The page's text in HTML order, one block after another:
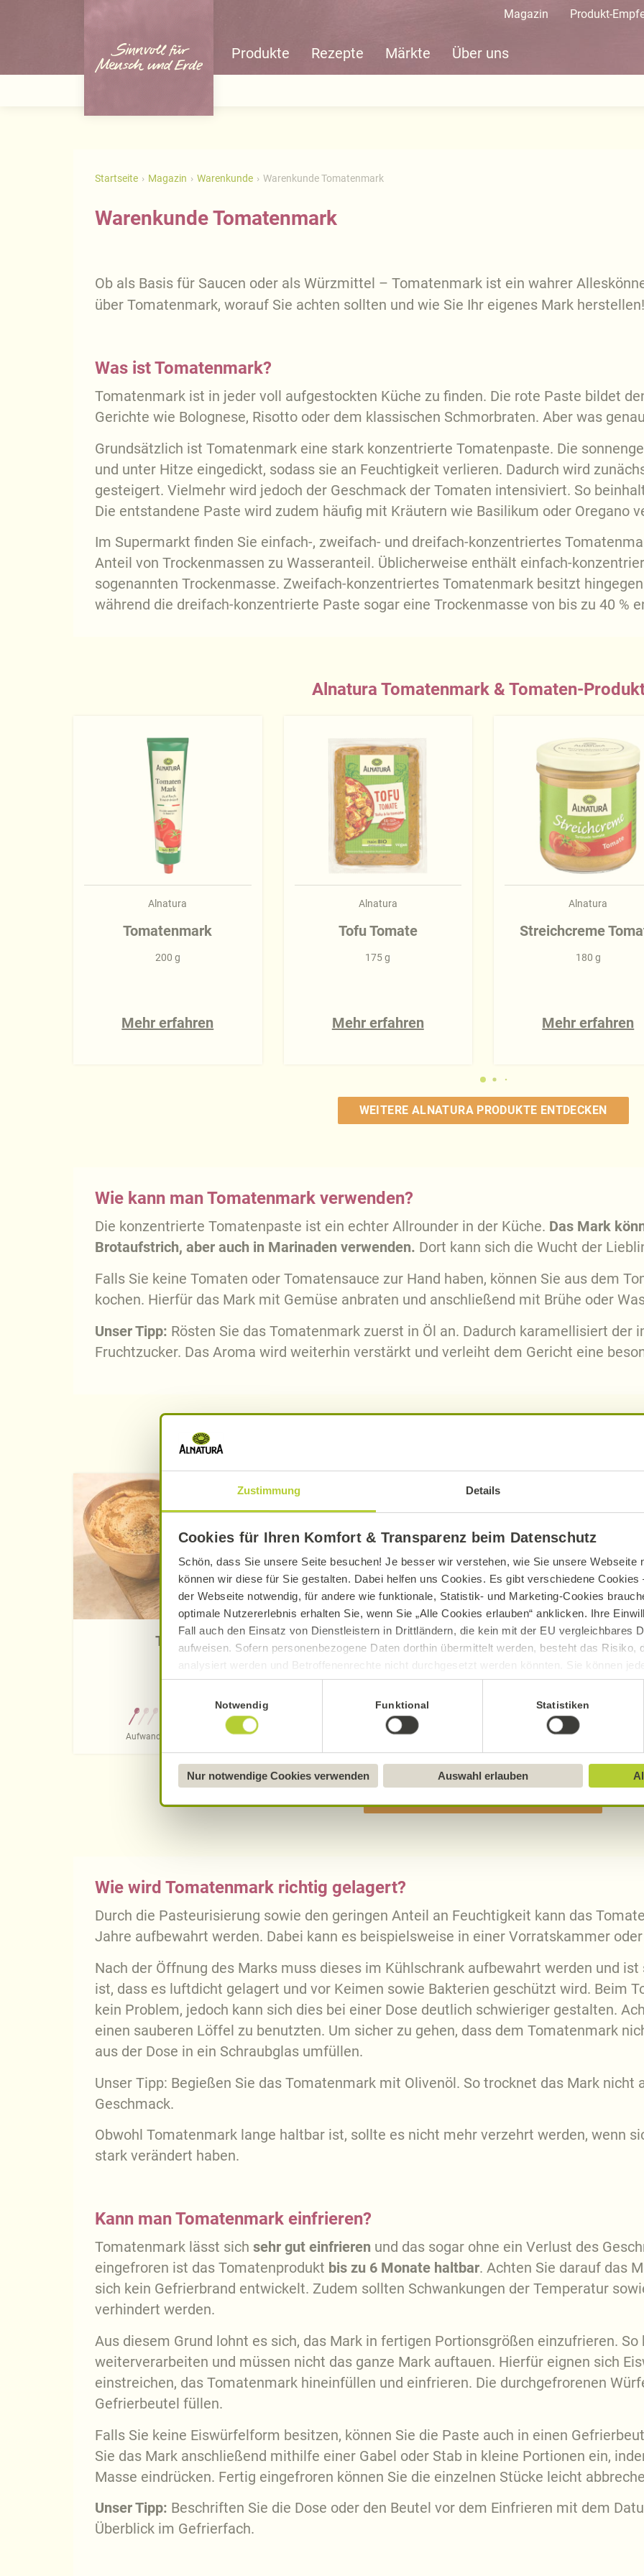
Zustimmung Details
Cookies für Ihren Komfort & Transparenz beim Datenschutz
Schön, dass Sie unsere Seite besuchen! Je besser wir verstehen, wie Sie unsere Webseite
können wir diese für Sie gestalten. Dabei helfen uns Cookies. Es gibt verschiedene Cookies
der Webseite notwendig, für andere wie funktionale, Statistik- und Marketing-Cookies
optimale Nutzererlebnis erhalten Sie, wenn Sie „Alle Cookies erlauben“ anklicken. Ihre
Fall auch den Einsatz von Dienstleistern in Drittländern, die kein mit der EU vergleichbares
aufweisen. Sofern personenbezogene Daten dorthin übermittelt werden, besteht das Risiko,
analysiert werden und Betroffenenrechte nicht durchgesetzt werden könnten. Sie können
Datenverarbeitung und -übermittlung widerrufen und Tools deaktivieren. Ausführliche
Datenschutzerklärung
Näheres über uns erfahren Sie in unseremImpressum
Notwendig Funktional Statistiken
Nur notwendige Cookies verwenden Auswahl erlauben
Magazin Produkt-
Produkte Rezepte Märkte Über uns
Startseite Magazin Warenkunde Warenkunde Tomatenmark
Warenkunde Tomatenmark
Ob als Basis für Saucen oder als Würzmittel – Tomatenmark ist ein wahrer
über Tomatenmark, worauf Sie achten sollten und wie Sie Ihr eigenes Mark herstellen!
Was ist Tomatenmark?
Tomatenmark ist in jeder voll aufgestockten Küche zu finden. Die rote Paste bildet
Gerichte wie Bolognese, Risotto oder dem klassischen Schmorbraten. Aber was
Grundsätzlich ist Tomatenmark eine stark konzentrierte Tomatenpaste. Die
und unter Hitze eingedickt, sodass sie an Feuchtigkeit verlieren. Dadurch wird
gesteigert. Vielmehr wird jedoch der Geschmack der Tomaten intensiviert. So
Die entstandene Paste wird zudem häufig mit Kräutern wie Basilikum oder Oregano
Im Supermarkt finden Sie einfach-, zweifach- und dreifach-konzentriertes
Anteil von Trockenmassen zu Wasseranteil. Üblicherweise enthält einfach-
sogenannten Trockenmasse. Zweifach-konzentriertes Tomatenmark besitzt
während die dreifach-konzentrierte Paste sogar eine Trockenmasse von bis zu 40 %
Alnatura Tomatenmark & Tomaten-
Alnatura
Tomatenmark
200 g
Mehr erfahren
Alnatura
Tofu Tomate
175 g
Mehr erfahren
Alnatura
Streichcreme
180 g
Mehr erfahren
WEITERE ALNATURA PRODUKTE ENTDECKEN
Wie kann man Tomatenmark verwenden?
Die konzentrierte Tomatenpaste ist ein echter Allrounder in der Küche. Das Mark
Brotaufstrich, aber auch in Marinaden verwenden. Dort kann sich die Wucht der
Falls Sie keine Tomaten oder Tomatensauce zur Hand haben, können Sie aus dem
kochen. Hierfür das Mark mit Gemüse anbraten und anschließend mit Brühe oder
Unser Tipp: Rösten Sie das Tomatenmark zuerst in Öl an. Dadurch karamellisiert der
Fruchtzucker. Das Aroma wird weiterhin verstärkt und verleiht dem Gericht eine
Tomatenbutter
Aufwand
0 Std. 45 Min.
Gesamtzeit
Spaghetti mit Soja-Bolognese
Aufwand
0 Std. 40 Min.
Gesamtzeit
Wie wird Tomatenmark richtig gelagert?
Durch die Pasteurisierung sowie den geringen Anteil an Feuchtigkeit kann das
Jahre aufbewahrt werden. Dabei kann es beispielsweise in einer Vorratskammer
Nach der Öffnung des Marks muss dieses im Kühlschrank aufbewahrt werden und
ist, dass es luftdicht gelagert und vor Keimen sowie Bakterien geschützt wird. Beim
kein Problem, jedoch kann sich dies bei einer Dose deutlich schwieriger gestalten.
einen sauberen Löffel zu benutzten. Um sicher zu gehen, dass dem Tomatenmark
aus der Dose in ein Schraubglas umfüllen.
Unser Tipp: Begießen Sie das Tomatenmark mit Olivenöl. So trocknet das Mark nicht
Geschmack.
Obwohl Tomatenmark lange haltbar ist, sollte es nicht mehr verzehrt werden, wenn
stark verändert haben.
Kann man Tomatenmark einfrieren?
Tomatenmark lässt sich sehr gut einfrieren und das sogar ohne ein Verlust des
eingefroren ist das Tomatenprodukt bis zu 6 Monate haltbar. Achten Sie darauf das
sich kein Gefrierbrand entwickelt. Zudem sollten Schwankungen der Temperatur
verhindert werden.
Aus diesem Grund lohnt es sich, das Mark in fertigen Portionsgrößen einzufrieren. So
weiterverarbeiten und müssen nicht das ganze Mark auftauen. Hierfür eignen sich
einstreichen, das Tomatenmark hineinfüllen und einfrieren. Die durchgefrorenen
Gefrierbeutel füllen.
Falls Sie keine Eiswürfelform besitzen, können Sie die Paste auch in einen
Sie das Mark anschließend mithilfe einer Gabel oder Stab in kleine Portionen ein,
Masse eindrücken. Fertig eingefroren können Sie die einzelnen Stücke leicht
Unser Tipp: Beschriften Sie die Dose oder den Beutel vor dem Einfrieren mit dem
Überblick im Gefrierfach.